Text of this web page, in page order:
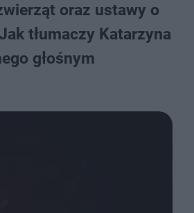
oraz ustawy o
tłumaczy Katarzyna
głośnym